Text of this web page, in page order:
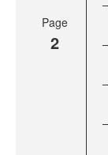
Page
2